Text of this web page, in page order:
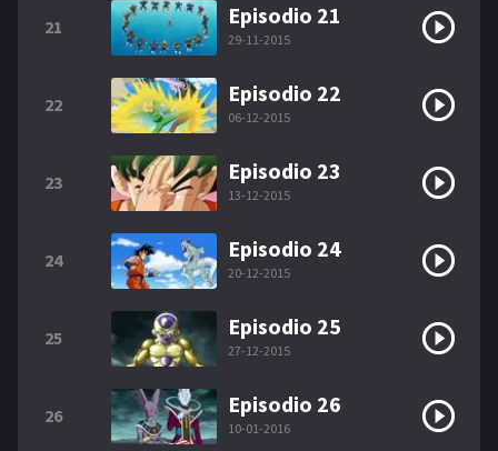
21 Episodio 21
29-11-2015
22 Episodio 22
06-12-2015
23 Episodio 23
13-12-2015
24 Episodio 24
20-12-2015
25 Episodio 25
27-12-2015
26 Episodio 26
10-01-2016